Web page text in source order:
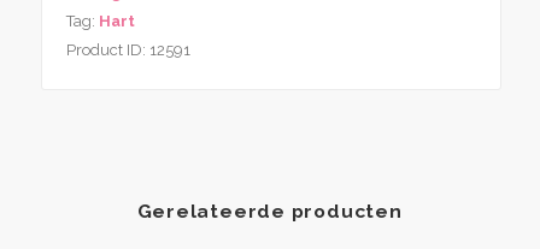
Tag: Hart
Product ID: 12591
Gerelateerde producten